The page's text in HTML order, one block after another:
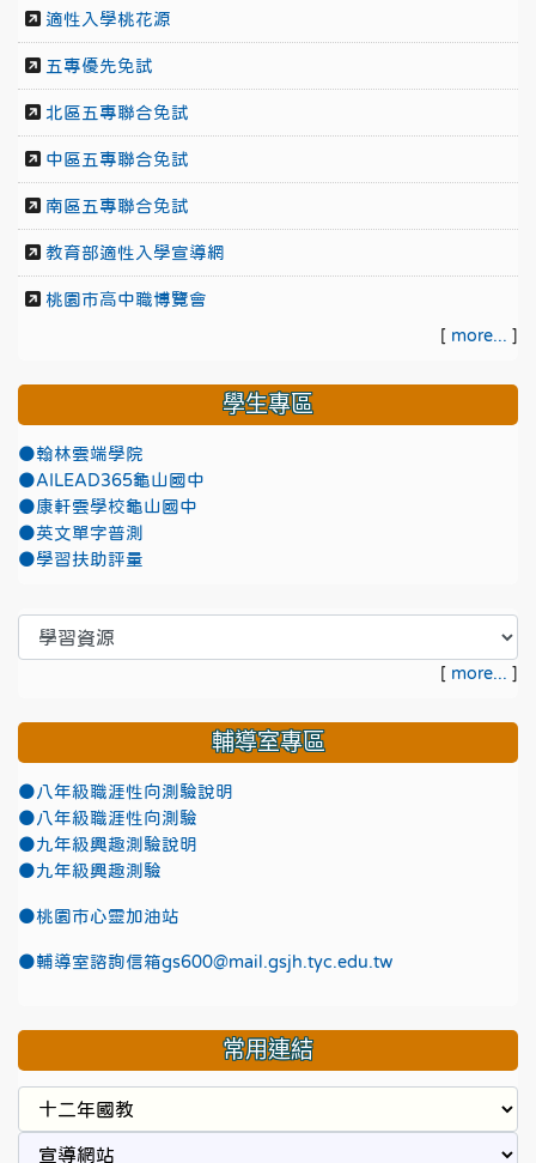
適性入學桃花源
五專優先免試
北區五專聯合免試
中區五專聯合免試
南區五專聯合免試
教育部適性入學宣導網
桃園市高中職博覽會
[ more... ]
學生專區
●翰林雲端學院
●AILEAD365龜山國中
●康軒雲學校龜山國中
●英文單字普測
●學習扶助評量
[ more... ]
輔導室專區
●八年級職涯性向測驗說明
●八年級職涯性向測驗
●九年級興趣測驗說明
●九年級興趣測驗
●桃園市心靈加油站
●輔導室諮詢信箱gs600@mail.gsjh.tyc.edu.tw
常用連結